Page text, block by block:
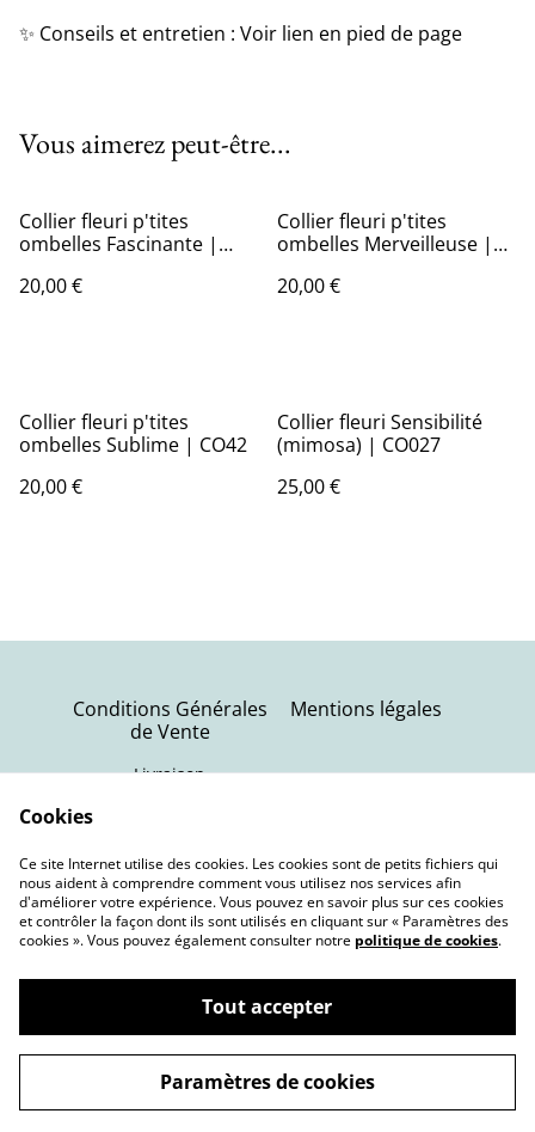
✨ Conseils et entretien : Voir lien en pied de page
Vous aimerez peut-être...
Collier fleuri p'tites
ombelles Fascinante |
20,00 €
Collier fleuri p'tites
ombelles Merveilleuse |
20,00 €
Collier fleuri p'tites
ombelles Sublime | CO42
20,00 €
Collier fleuri Sensibilité
(mimosa) | CO027
25,00 €
Conditions Générales
de Vente
Livraison
Mentions légales
Politique de cookies
©2026Terra Nebula | Bijoux oniriques
powered by
Cookies
Ce site Internet utilise des cookies. Les cookies sont de petits fichiers qui
nous aident à comprendre comment vous utilisez nos services afin
d'améliorer votre expérience. Vous pouvez en savoir plus sur ces cookies
et contrôler la façon dont ils sont utilisés en cliquant sur « Paramètres des
cookies ». Vous pouvez également consulter notre politique de cookies.
Tout accepter
Paramètres de cookies